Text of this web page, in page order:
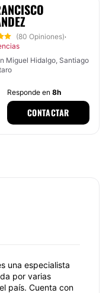
(80 Opiniones)·
Miguel Hidalgo, Santiago
Responde en 8h
CONTACTAR
una especialista
por varias
país. Cuenta con